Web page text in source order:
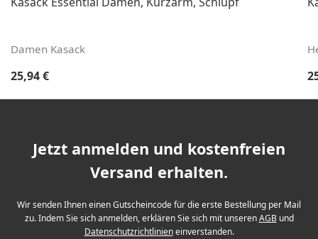
Damen Kasack
Regulärer Preis:
25,94 €
Jetzt anmelden und kostenfreien
Versand erhalten.
Wir senden Ihnen einen Gutscheincode für die erste Bestellung per Mail
zu. Indem Sie sich anmelden, erklären Sie sich mit unserenAGBund
Datenschutzrichtlinieneinverstanden.